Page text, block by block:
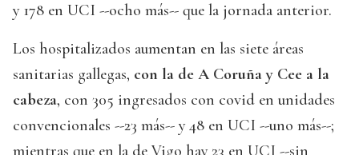
y 178 en UCI --ocho más-- que la jornada anterior.
Los hospitalizados aumentan en las siete áreas
sanitarias gallegas, con la de A Coruña y Cee a la
cabeza, con 305 ingresados con covid en unidades
convencionales --23 más-- y 48 en UCI --uno más--;